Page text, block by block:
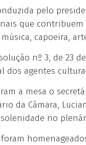
pelo
que
capoeira,
nº 3, de 23
dos agentes
a mesa o
da Câmara,
no
foram